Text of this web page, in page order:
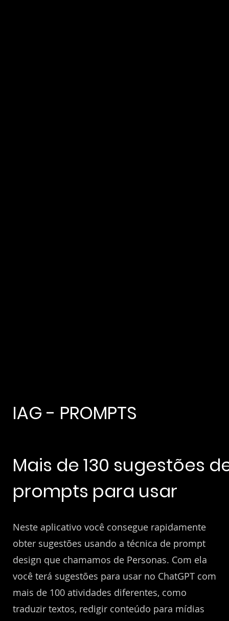
IAG - PROMPTS
Mais de 130 sugestões
prompts para usar
Neste aplicativo você consegue rapidamente
obter sugestões usando a técnica de prompt
design que chamamos de Personas. Com ela
você terá sugestões para usar no ChatGPT com
mais de 100 atividades diferentes, como
traduzir textos, redigir conteúdo para mídias